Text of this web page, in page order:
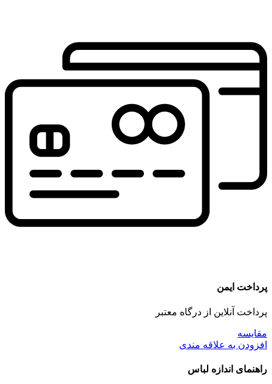
پرداخت ایمن
پرداخت آنلاین از درگاه معتبر
مقايسه
افزودن به علاقه مندی
راهنمای اندازه لباس